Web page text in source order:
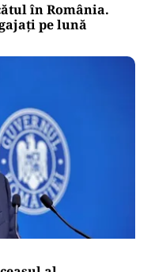
în România.
pe lună